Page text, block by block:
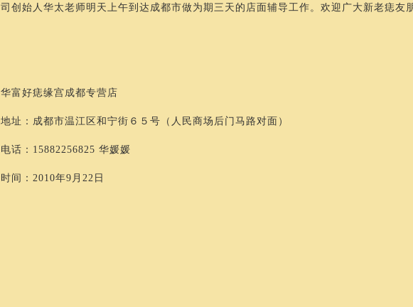
司创始人华太老师明天上午到达成都市做为期三天的店面辅导工作。欢迎广大新老痣友
华富好痣缘宫成都专营店
地址：成都市温江区和宁街６５号（人民商场后门马路对面）
电话：15882256825 华媛媛
时间：2010年9月22日